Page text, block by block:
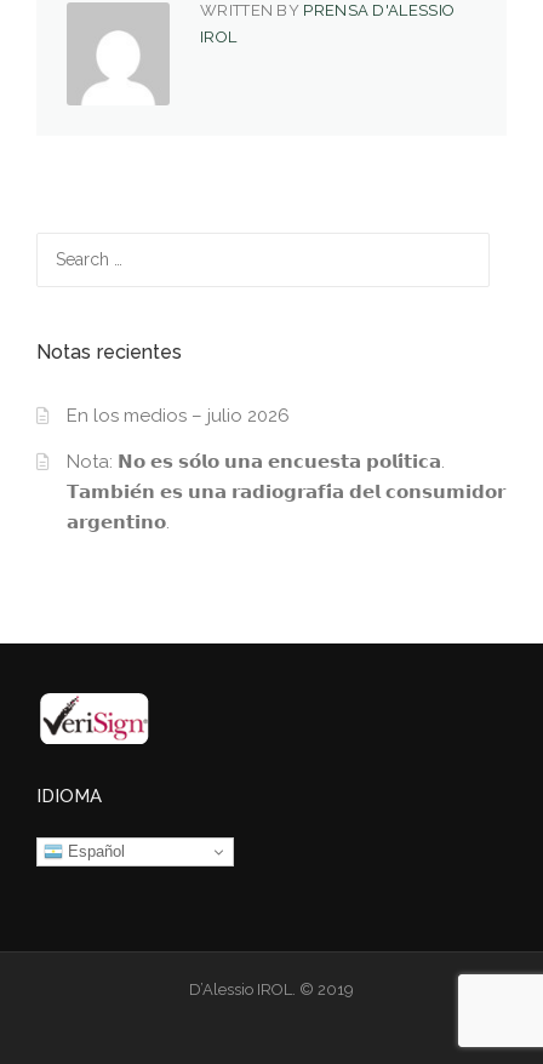
WRITTEN BY PRENSA D'ALESSIO
IROL
Notas recientes
En los medios – julio 2026
Nota: 𝗡𝗼 𝗲𝘀 𝘀𝗼́𝗹𝗼 𝘂𝗻𝗮 𝗲𝗻𝗰𝘂𝗲𝘀𝘁𝗮 𝗽𝗼𝗹𝗶́𝘁𝗶𝗰𝗮.
𝗧𝗮𝗺𝗯𝗶𝗲́𝗻 𝗲𝘀 𝘂𝗻𝗮 𝗿𝗮𝗱𝗶𝗼𝗴𝗿𝗮𝗳𝗶́𝗮 𝗱𝗲𝗹 𝗰𝗼𝗻𝘀𝘂𝗺𝗶𝗱𝗼𝗿
𝗮𝗿𝗴𝗲𝗻𝘁𝗶𝗻𝗼.
IDIOMA
Español
D’Alessio IROL. © 2019